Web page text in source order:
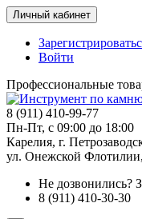
Личный кабинет
Войти
Профессиональные
8 (911) 410-99-77
Пн-Пт, с 09:00 до 18:00
Карелия, г.
ул. Онежской
Не дозвонились?
8 (911) 410-30-30